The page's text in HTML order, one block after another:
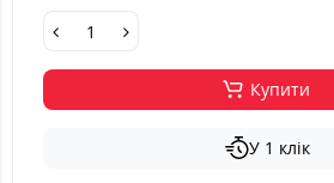
Купити
У 1 клік